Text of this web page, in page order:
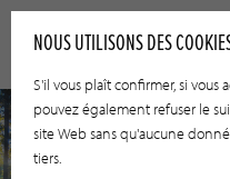
NOUS UTILISONS DES
S'il vous plaît confirmer, si vous
pouvez également refuser le
site Web sans qu'aucune
tiers.